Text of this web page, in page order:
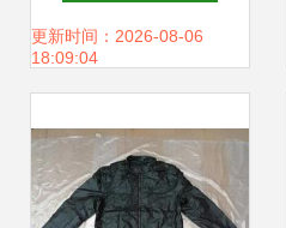
质服装，一站式批
更新时间：2026-08-06
18:09:04